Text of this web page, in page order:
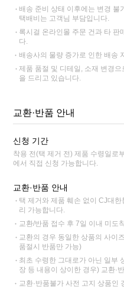
배송 준비 상태 이후에는 변경 불
택배비는 고객님 부담입니다.
록시걸 온라인몰 주문 건과 타 판
다.
배송사의 물량 증가로 인한 배송
제품 품절 및 디테일, 소재 변경
을 드리고 있습니다.
교환·반품 안내
신청 기간
착용 전(택 제거 전) 제품 수령일로
에서 직접 신청 가능합니다.
교환·반품 안내
택 제거와 제품 훼손 없이 CJ대
리 가능합니다.
교환/반품 접수 후 7일 이내 미도
교환의 경우 동일한 상품의 사이
품절시 반품만 가능)
최초 수령한 그대로가 아닌 일부
장 등 내용이 상이한 경우) 교환·
교환·반품불가 사전 고지 상품인